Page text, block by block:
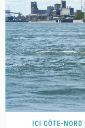
ICI CÔTE-